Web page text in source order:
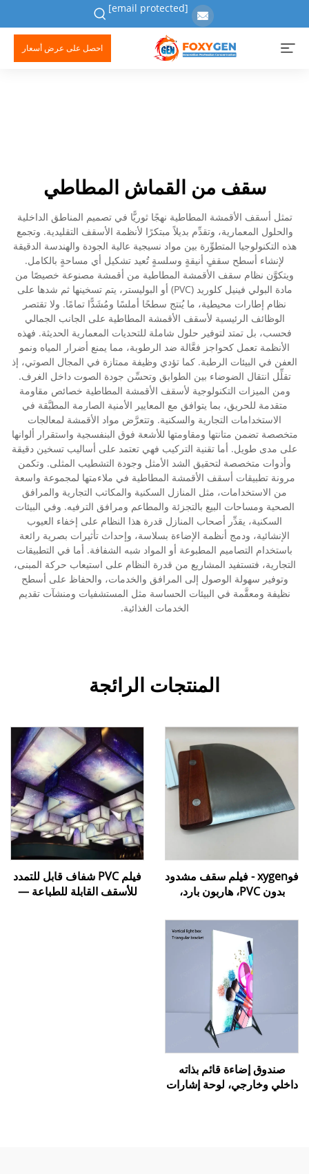
[email protected]
احصل على عرض أسعار
سقف من القماش المطاطي
تمثل أسقف الأقمشة المطاطية نهجًا ثوريًّا في تصميم المناطق الداخلية
والحلول المعمارية، وتقدِّم بديلاً مبتكرًا لأنظمة الأسقف التقليدية. وتجمع
هذه التكنولوجيا المتطوِّرة بين مواد نسيجية عالية الجودة والهندسة الدقيقة
لإنشاء أسطح سقفٍ أنيقةٍ وسلسةٍ تُعيد تشكيل أي مساحةٍ بالكامل.
ويتكوَّن نظام سقف الأقمشة المطاطية من أقمشة مصنوعة خصيصًا من
مادة البولي فينيل كلوريد (PVC) أو البوليستر، يتم تسخينها ثم شدها على
نظام إطارات محيطية، ما يُنتج سطحًا أملسًا ومُشَدًّا تمامًا. ولا تقتصر
الوظائف الرئيسية لأسقف الأقمشة المطاطية على الجانب الجمالي
فحسب، بل تمتد لتوفير حلول شاملة للتحديات المعمارية الحديثة. فهذه
الأنظمة تعمل كحواجز فعَّالة ضد الرطوبة، مما يمنع أضرار المياه ونمو
العفن في البيئات الرطبة. كما تؤدي وظيفة ممتازة في المجال الصوتي، إذ
تقلِّل انتقال الضوضاء بين الطوابق وتحسِّن جودة الصوت داخل الغرف.
ومن الميزات التكنولوجية لأسقف الأقمشة المطاطية خصائص مقاومة
متقدمة للحريق، بما يتوافق مع المعايير الأمنية الصارمة المطبَّقة في
الاستخدامات التجارية والسكنية. وتتعرَّض مواد الأقمشة لمعالجات
متخصصة تضمن متانتها ومقاومتها للأشعة فوق البنفسجية واستقرار ألوانها
على مدى طويل. أما تقنية التركيب فهي تعتمد على أساليب تسخين دقيقة
وأدوات متخصصة لتحقيق الشد الأمثل وجودة التشطيب المثلى. وتكمن
مرونة تطبيقات أسقف الأقمشة المطاطية في ملاءمتها لمجموعة واسعة
من الاستخدامات، مثل المنازل السكنية والمكاتب التجارية والمرافق
الصحية ومساحات البيع بالتجزئة والمطاعم ومرافق الترفيه. وفي البيئات
السكنية، يقدِّر أصحاب المنازل قدرة هذا النظام على إخفاء العيوب
الإنشائية، ودمج أنظمة الإضاءة بسلاسة، وإحداث تأثيرات بصرية رائعة
باستخدام التصاميم المطبوعة أو المواد شبه الشفافة. أما في التطبيقات
التجارية، فتستفيد المشاريع من قدرة النظام على استيعاب حركة المبنى،
وتوفير سهولة الوصول إلى المرافق والخدمات، والحفاظ على أسطح
نظيفة ومعقَّمة في البيئات الحساسة مثل المستشفيات ومنشآت تقديم
الخدمات الغذائية.
المنتجات الرائجة
فوxygen - فيلم سقف مشدود
بدون PVC، هاربون بارد،
أدوات تركيب، مسطرة
فيلم PVC شفاف قابل للتمدد
للأسقف القابلة للطباعة —
صندوق إضاءة قائم بذاته
داخلي وخارجي، لوحة إشارات